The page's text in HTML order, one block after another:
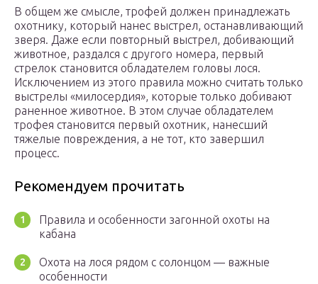
В общем же смысле, трофей должен принадлежать
охотнику, который нанес выстрел, останавливающий
зверя. Даже если повторный выстрел, добивающий
животное, раздался с другого номера, первый
стрелок становится обладателем головы лося.
Исключением из этого правила можно считать только
выстрелы «милосердия», которые только добивают
раненное животное. В этом случае обладателем
трофея становится первый охотник, нанесший
тяжелые повреждения, а не тот, кто завершил
процесс.
Рекомендуем прочитать
Правила и особенности загонной охоты на
кабана
Охота на лося рядом с солонцом — важные
особенности